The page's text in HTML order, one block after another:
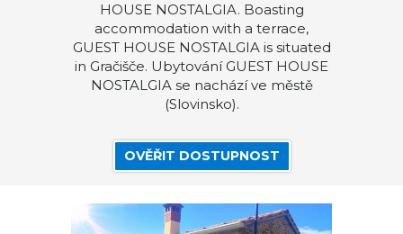
HOUSE NOSTALGIA. Boasting
accommodation with a terrace,
GUEST HOUSE NOSTALGIA is situated
in Gračišče. Ubytování GUEST HOUSE
NOSTALGIA se nachází ve městě
(Slovinsko).
OVĚŘIT DOSTUPNOST